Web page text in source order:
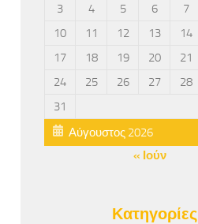
Αύγουστος 2026
3
4 5 6 7
10
11 12 13 14
17
18 19 20 21
24
25 26 27 28
31
« Ιούν
Κατηγορίες